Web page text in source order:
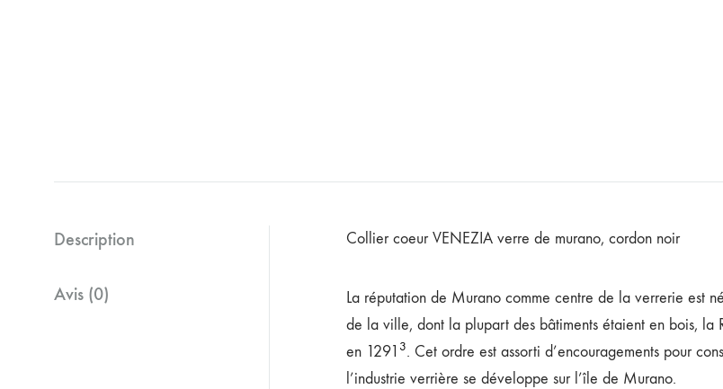
Description
Avis (0)
Collier coeur VENEZIA verre de murano, cordon noir
La réputation de Murano comme centre de la verrerie est
de la ville, dont la plupart des bâtiments étaient en bois,
en 1291 3. Cet ordre est assorti d’encouragements pour
l’industrie verrière se développe sur l’île de Murano.